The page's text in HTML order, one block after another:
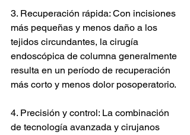
3. Recuperación rápida: Con incisiones
más pequeñas y menos daño a los
tejidos circundantes, la cirugía
endoscópica de columna generalmente
resulta en un período de recuperación
más corto y menos dolor posoperatorio.
4. Precisión y control: La combinación
de tecnología avanzada y cirujanos